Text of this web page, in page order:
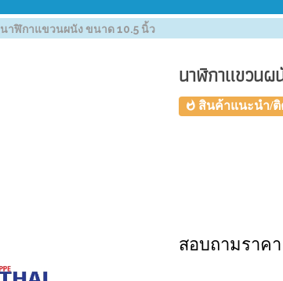
นาฬิกาแขวนผนัง ขนาด 10.5 นิ้ว
นาฬิกาแขวน
สินค้าแนะนำ/ติ
สอบถามราคา